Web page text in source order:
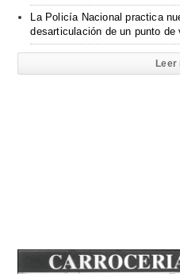
La Policía Nacional practica
desarticulación de un punto de
Leer